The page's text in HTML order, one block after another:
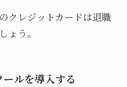
クレジットカードは退職
ょう。
ルを導入する